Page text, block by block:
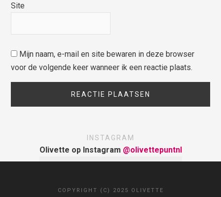
Site
Mijn naam, e-mail en site bewaren in deze browser
voor de volgende keer wanneer ik een reactie plaats.
INSTAGRAM
Olivette op Instagram @olivettepuntnl
COPYRIGHT (C) 2025 OLIVETTE